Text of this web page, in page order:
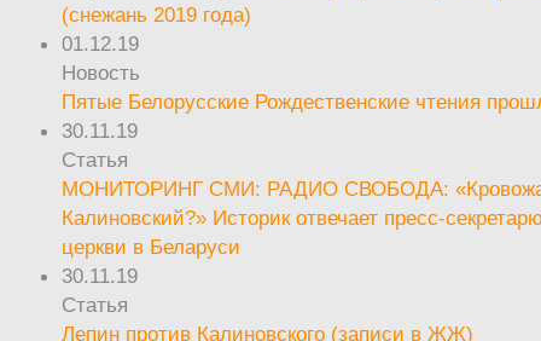
(снежань 2019 года)
01.12.19
Новость
Пятые Белорусские Рождественские чтения
30.11.19
Статья
МОНИТОРИНГ СМИ: РАДИО СВОБОДА:
Калиновский?» Историк отвечает пресс-
церкви в Беларуси
30.11.19
Статья
Лепин против Калиновского (записи в ЖЖ)